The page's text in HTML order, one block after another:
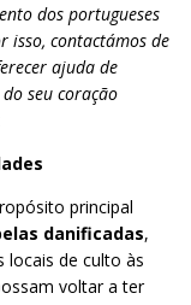
dos portugueses
isso, contactámos de
ajuda de
seu coração
principal
danificadas,
locais de culto às
voltar a ter